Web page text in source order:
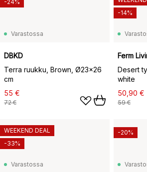
Varastossa
DBKD
Terra ruukku, Brown, Ø23×26
cm
55 €
72 €
-24%
Ferm
Desert
white
50,90 €
59 €
-14%
Varastossa
WEEKEND DEAL
-33%
-20%